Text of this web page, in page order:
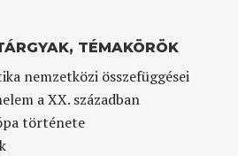
TÉMAKÖRÖK
nemzetközi összefüggései
a XX. században
története